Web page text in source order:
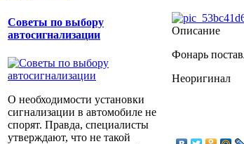
Советы по выбору
автосигнализации
О необходимости установки
сигнализации в автомобиле не
спорят. Правда, специалисты
утверждают, что не такой
Описание
Фонарь
Неоригинал